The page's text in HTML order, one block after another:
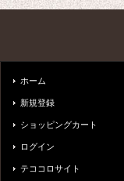
ホーム
新規登録
ショッピングカート
ログイン
テココロサイト